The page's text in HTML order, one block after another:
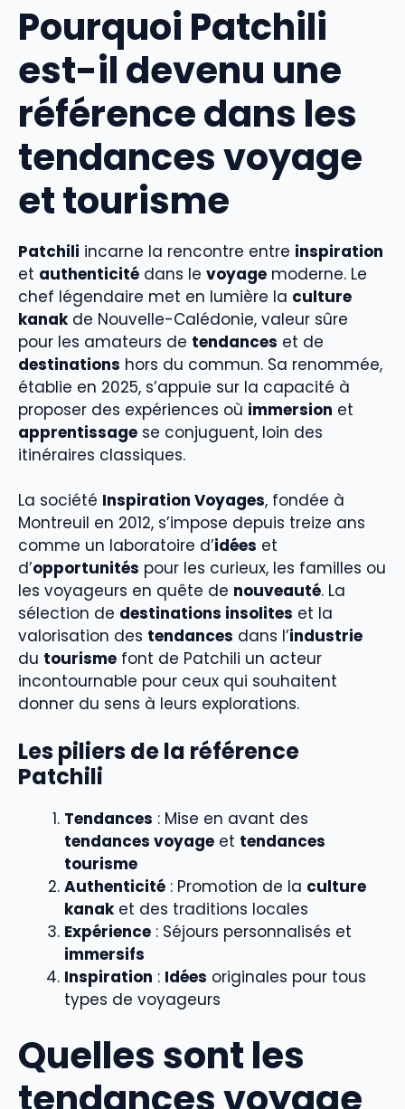
Pourquoi Patchili
est-il devenu une
référence dans les
tendances voyage
et tourisme
Patchili incarne la rencontre entre inspiration
et authenticité dans le voyage moderne. Le
chef légendaire met en lumière la culture
kanakde Nouvelle-Calédonie, valeur sûre
pour les amateurs de tendances et de
destinations hors du commun. Sa renommée,
établie en 2025, s’appuie sur la capacité à
proposer des expériences où immersion et
apprentissage se conjuguent, loin des
itinéraires classiques.
La société Inspiration Voyages, fondée à
Montreuil en 2012, s’impose depuis treize ans
comme un laboratoire d’idées et
d’opportunités pour les curieux, les familles ou
les voyageurs en quête de nouveauté. La
sélection de destinations insolites et la
valorisation des tendances dans l’industrie
du tourisme font de Patchili un acteur
incontournable pour ceux qui souhaitent
donner du sens à leurs explorations.
Les piliers de la référence
Patchili
Tendances : Mise en avant des
tendances voyage et tendances
tourisme
Authenticité : Promotion de la culture
kanaket des traditions locales
Expérience : Séjours personnalisés et
immersifs
Inspiration : Idées originales pour tous
types de voyageurs
Quelles sont les